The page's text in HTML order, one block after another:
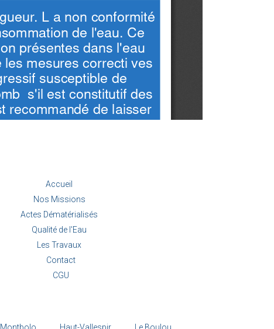
Accueil
Nos Missions
Actes Dématérialisés
Qualité de l'Eau
Les Travaux
Contact
CGU